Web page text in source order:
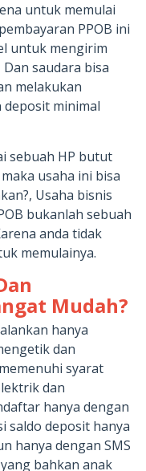
untuk memulai
PPOB ini
untuk mengirim
saudara bisa
melakukan
deposit minimal
sebuah HP butut
usaha ini bisa
Usaha bisnis
bukanlah sebuah
anda tidak
memulainya.
Mudah?
hanya
dan
syarat
dan
hanya dengan
saldo deposit hanya
hanya dengan SMS
bahkan anak